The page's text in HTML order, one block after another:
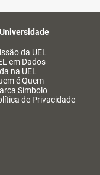
da UEL
em Dados
na UEL
é Quem
Símbolo
de Privacidade